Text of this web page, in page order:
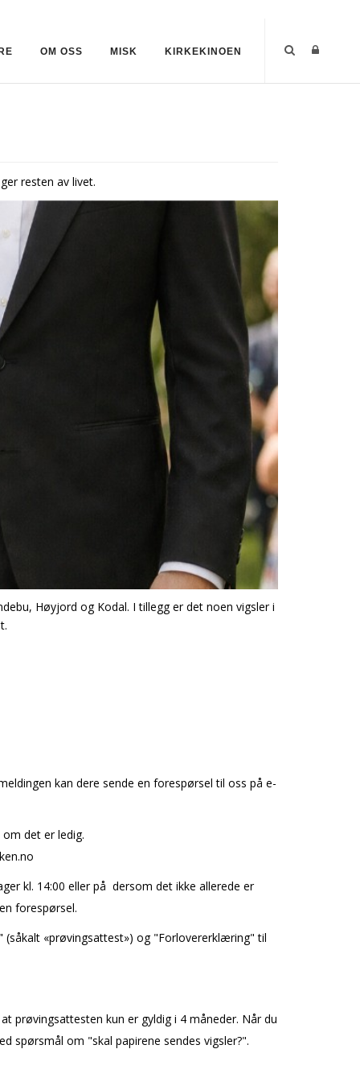
OM OSS MISK KIRKEKINOEN
resten av livet.
Høyjord og Kodal. I tillegg er det noen vigsler i
kan dere sende en forespørsel til oss på e-
det er ledig.
kl. 14:00 eller på dersom det ikke allerede er
forespørsel.
(såkalt «prøvingsattest») og "Forlovererklæring" til
prøvingsattesten kun er gyldig i 4 måneder. Når du
spørsmål om "skal papirene sendes vigsler?".